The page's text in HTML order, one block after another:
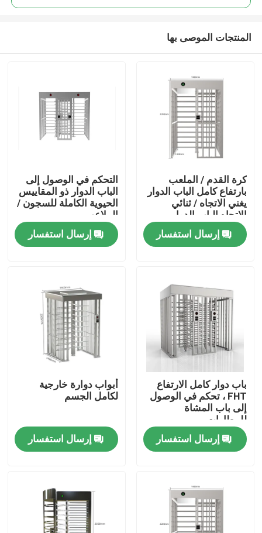
منزل
المنتجات
حول بنا
جولة في المعمل
ضبط الجودة
اتصل بنا
أخبار
جميع القضايا
طلب اقتباس
المنتجات الموصى بها
كرة القدم / الملعب
بارتفاع كامل الباب الدوار
يغني الاتجاه / ثنائي
الاتجاه الباب الدوار
إرسال استفسار
التحكم في الوصول إلى
الباب الدوار ذو المقاييس
الحيوية الكاملة للسجون /
الملاعب
إرسال استفسار
باب دوار كامل الارتفاع
FHT ، تحكم في الوصول
إلى باب المشاة
للمطارات
إرسال استفسار
أبواب دوارة خارجية
لكامل الجسم
إرسال استفسار